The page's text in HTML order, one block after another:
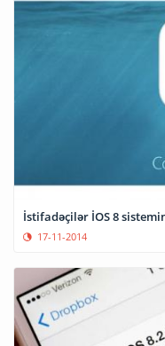
İstifadəçilər İOS 8
17-11-2014